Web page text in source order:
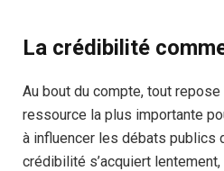
La crédibilité
Au bout du compte, tout
ressource la plus importante
à influencer les débats publics
crédibilité s’acquiert